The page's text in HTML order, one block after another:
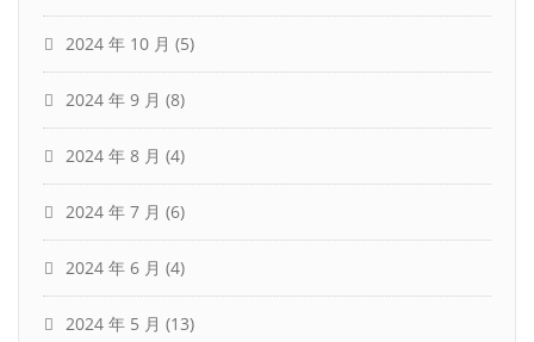
2024 年 10 月 (5)
2024 年 9 月 (8)
2024 年 8 月 (4)
2024 年 7 月 (6)
2024 年 6 月 (4)
2024 年 5 月 (13)